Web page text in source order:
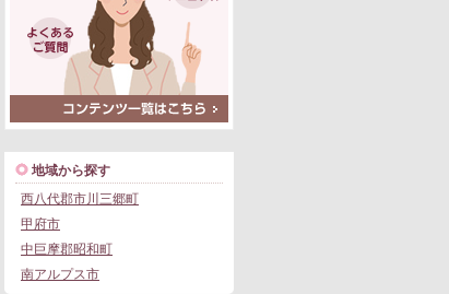
地域から探す
西八代郡市川三郷町
甲府市
中巨摩郡昭和町
南アルプス市